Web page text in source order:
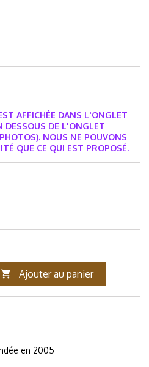
AFFICHÉE DANS L'ONGLET
DESSOUS DE L'ONGLET
NOUS NE POUVONS
QUE CE QUI EST PROPOSÉ.
 Ajouter au panier
en 2005